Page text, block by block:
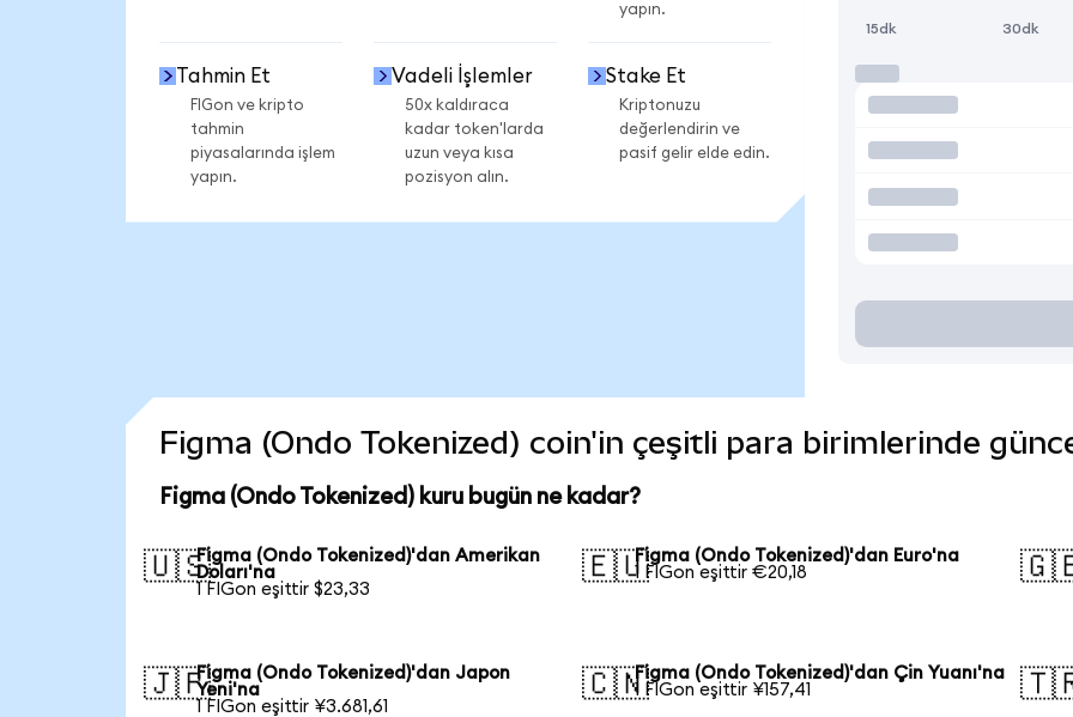
yapın.
Tahmin Et
FIGon ve kripto
tahmin
piyasalarında işlem
yapın.
Vadeli İşlemler
50x kaldıraca
kadar token'larda
uzun veya kısa
pozisyon alın.
Stake Et
Kriptonuzu
değerlendirin ve
pasif gelir elde edin.
15dk 30dk
Figma (Ondo Tokenized) coin'in çeşitli para birimlerinde
Figma (Ondo Tokenized) kuru bugün ne kadar?
🇺🇸Figma (Ondo Tokenized)'dan Amerikan
Doları'na
1 FIGon eşittir $23,33
🇪🇺Figma (Ondo Tokenized)'dan Euro'na
1 FIGon eşittir €20,18
🇯🇵Figma (Ondo Tokenized)'dan Japon
Yeni'na
1 FIGon eşittir ¥3.681,61
🇨🇳Figma (Ondo Tokenized)'dan Çin Yuanı'na
1 FIGon eşittir ¥157,41